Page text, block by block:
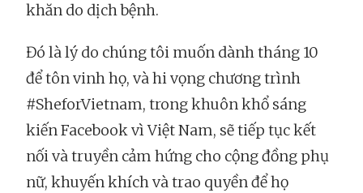
khăn do dịch bệnh.
Đó là lý do chúng tôi muốn dành tháng 10
để tôn vinh họ, và hi vọng chương trình
#SheforVietnam, trong khuôn khổ sáng
kiến Facebook vì Việt Nam, sẽ tiếp tục kết
nối và truyền cảm hứng cho cộng đồng phụ
nữ, khuyến khích và trao quyền để họ